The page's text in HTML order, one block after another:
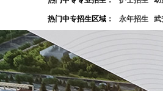
热门中专招生区域： 永年招生 武